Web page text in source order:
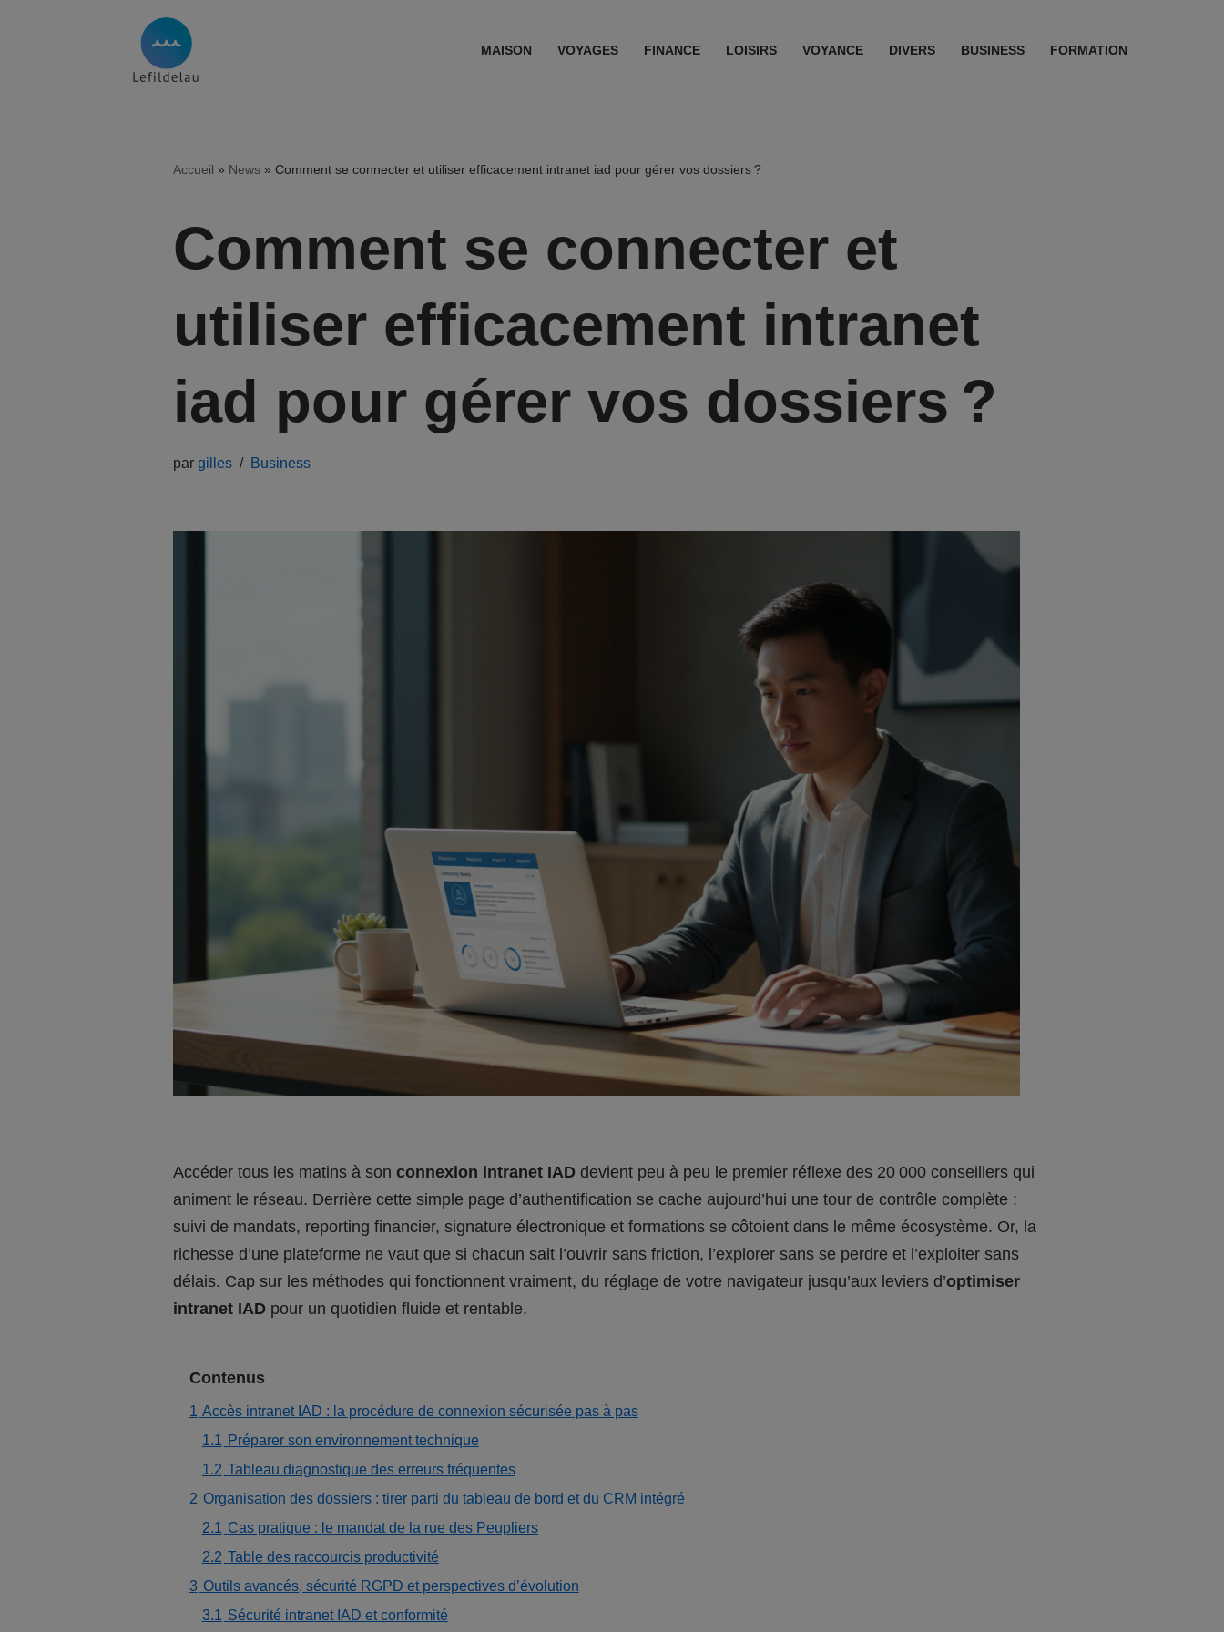
MAISON VOYAGES FINANCE LOISIRS VOYANCE DIVERS BUSINESS FORMATION
Accueil » News» Comment se connecter et utiliser efficacement intranet iad pour gérer vos dossiers ?
Comment se connecter et
utiliser efficacement intranet
iad pour gérer vos dossiers ?
par gilles Business
Accéder tous les matins à son connexion intranet IAD devient peu à peu le premier réflexe des 20 000 conseillers qui
animent le réseau. Derrière cette simple page d’authentification se cache aujourd’hui une tour de contrôle complète :
suivi de mandats, reporting financier, signature électronique et formations se côtoient dans le même écosystème. Or, la
richesse d’une plateforme ne vaut que si chacun sait l’ouvrir sans friction, l’explorer sans se perdre et l’exploiter sans
délais. Cap sur les méthodes qui fonctionnent vraiment, du réglage de votre navigateur jusqu’aux leviers d’optimiser
intranet IAD pour un quotidien fluide et rentable.
Contenus
1 Accès intranet IAD : la procédure de connexion sécurisée pas à pas
1.1 Préparer son environnement technique
1.2 Tableau diagnostique des erreurs fréquentes
2 Organisation des dossiers : tirer parti du tableau de bord et du CRM intégré
2.1 Cas pratique : le mandat de la rue des Peupliers
2.2 Table des raccourcis productivité
3 Outils avancés, sécurité RGPD et perspectives d’évolution
3.1 Sécurité intranet IAD et conformité